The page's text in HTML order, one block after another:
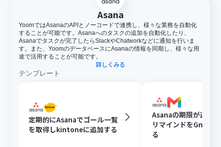
Asana
YoomではAsanaのAPIとノーコードで連携し、様々な業務を自動化
することが可能です。Asanaへのタスクの追加を自動化したり、
Asanaでタスクが完了したらSlackやChatworkなどに通知を行いま
す。また、YoomのデータベースにAsanaの情報を同期し、様々な用
途で活用することが可能です。
詳しくみる
テンプレート
定期的にAsanaでゴール一覧
を取得しkintoneに追加する
Asanaの期限が近い
リマインドをGmail
る